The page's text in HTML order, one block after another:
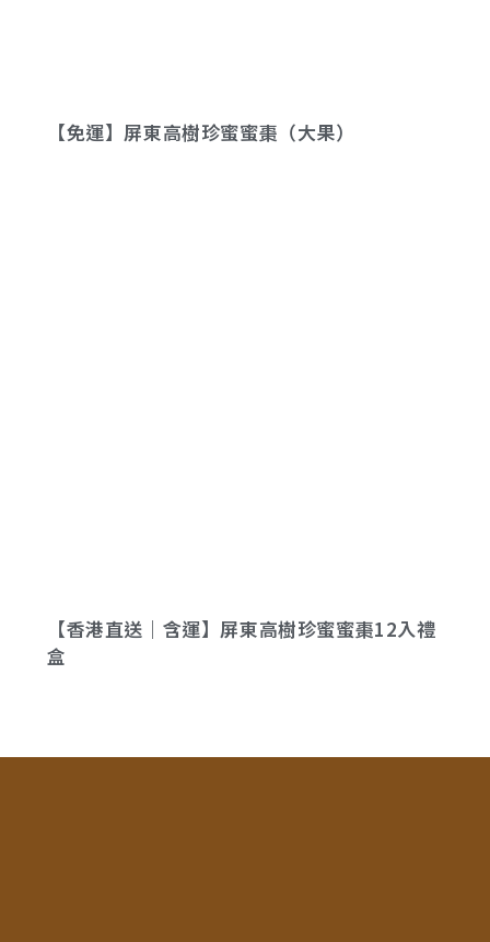
【免運】屏東高樹珍蜜蜜棗（大果）
【香港直送｜含運】屏東高樹珍蜜蜜棗12入禮
盒